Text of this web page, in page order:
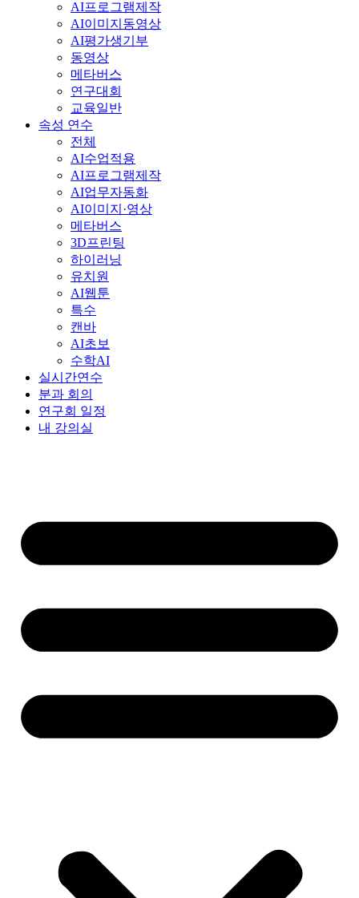
AI프로그램제작
AI이미지동영상
AI평가생기부
동영상
메타버스
연구대회
교육일반
속성 연수
전체
AI수업적용
AI프로그램제작
AI업무자동화
AI이미지·영상
메타버스
3D프린팅
하이러닝
유치원
AI웹툰
특수
캔바
AI초보
수학AI
실시간연수
분과 회의
연구회 일정
내 강의실